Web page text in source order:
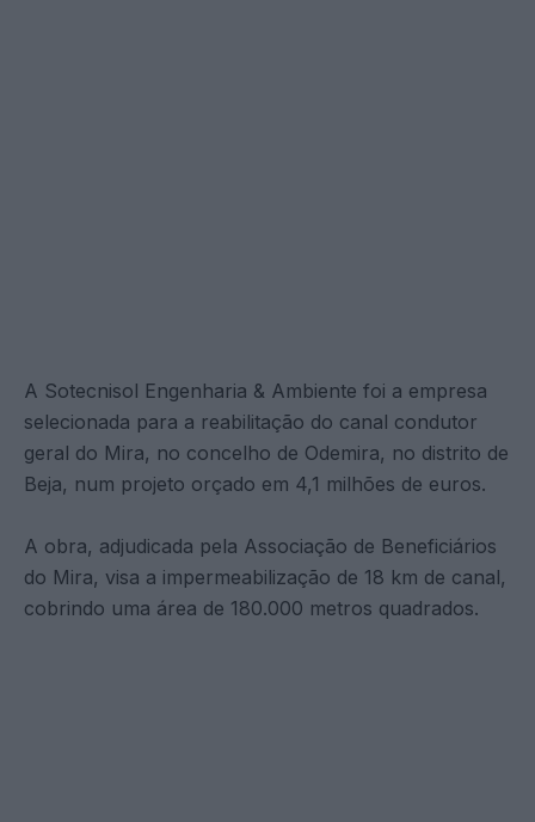
A Sotecnisol Engenharia & Ambiente foi a empresa
selecionada para a reabilitação do canal condutor
geral do Mira, no concelho de Odemira, no distrito de
Beja, num projeto orçado em 4,1 milhões de euros.
A obra, adjudicada pela Associação de Beneficiários
do Mira, visa a impermeabilização de 18 km de canal,
cobrindo uma área de 180.000 metros quadrados.